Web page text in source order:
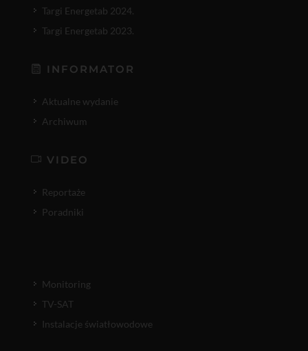
Targi Energetab 2024.
Targi Energetab 2023.
INFORMATOR
Aktualne wydanie
Archiwum
VIDEO
Reportaże
Poradniki
Monitoring
TV-SAT
Instalacje światłowodowe